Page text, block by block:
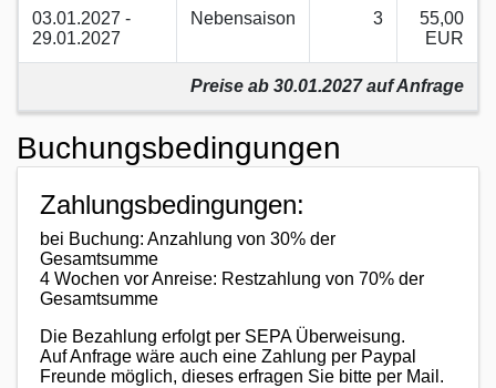
03.01.2027 -
29.01.2027
Nebensaison 3
55,00
EUR
Preise ab 30.01.2027 auf Anfrage
Buchungsbedingungen
Zahlungsbedingungen:
bei Buchung: Anzahlung von 30% der
Gesamtsumme
4 Wochen vor Anreise: Restzahlung von 70% der
Gesamtsumme
Die Bezahlung erfolgt per SEPA Überweisung.
Auf Anfrage wäre auch eine Zahlung per Paypal
Freunde möglich, dieses erfragen Sie bitte per Mail.